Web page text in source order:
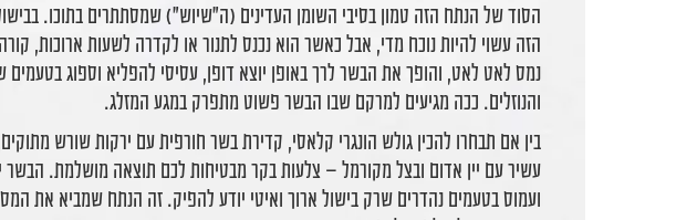
הסוד של הנתח הזה טמון בסיבי השומן העדינים (ה"שיוש") שמסתתרים בתוכו.
הזה עשוי להיות נוכח מדי, אבל כאשר הוא נכנס לתנור או לקדרה לשעות ארוכות,
נמס לאט לאט, והופך את הבשר לרך באופן יוצא דופן, עסיסי להפליא וספוג בטעמים
והנוזלים. ככה מגיעים למרקם שבו הבשר פשוט מתפרק במגע המזלג.
בין אם תבחרו להכין גולש הונגרי קלאסי, קדירת בשר חורפית עם ירקות שורש
עשיר עם יין אדום ובצל מקורמל – צלעות בקר מבטיחות לכם תוצאה מושלמת. הבשר
ועמוס בטעמים נהדרים שרק בישול ארוך ואיטי יודע להפיק. זה הנתח שמביא את